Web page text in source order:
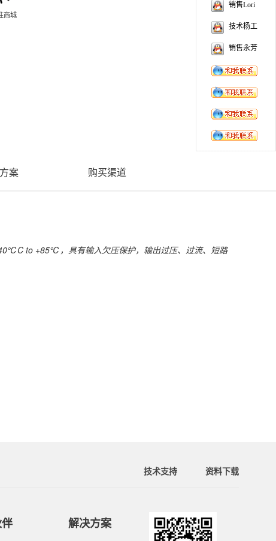
商城
案 购买渠道
to +85℃，具有输入欠压保护，输出过压、过流、短路
技术支持 资料下载
解决方案
销售Lori
技术杨工
销售永芳